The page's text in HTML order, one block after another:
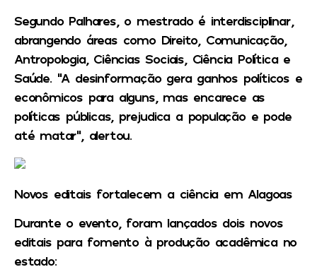
Segundo Palhares, o mestrado é interdisciplinar,
abrangendo áreas como Direito, Comunicação,
Antropologia, Ciências Sociais, Ciência Política e
Saúde. “A desinformação gera ganhos políticos e
econômicos para alguns, mas encarece as
políticas públicas, prejudica a população e pode
até matar”, alertou.
Novos editais fortalecem a ciência em Alagoas
Durante o evento, foram lançados dois novos
editais para fomento à produção acadêmica no
estado: